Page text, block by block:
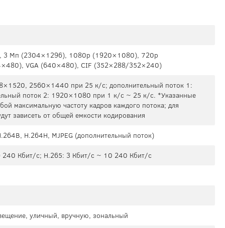
Mп (2304×1296), 1080p (1920×1080), 720p
VGA (640×480), CIF (352×288/352×240)
2560×1440 при 25 к/с; дополнительный поток 1:
поток 2: 1920×1080 при 1 к/с ~ 25 к/с. *Указанные
максимальную частоту кадров каждого потока; для
зависеть от общей емкости кодирования
H.264H, MJPEG (дополнительный поток)
Кбит/с; H.265: 3 Кбит/с ~ 10 240 Кбит/с
уличный, вручную, зональный